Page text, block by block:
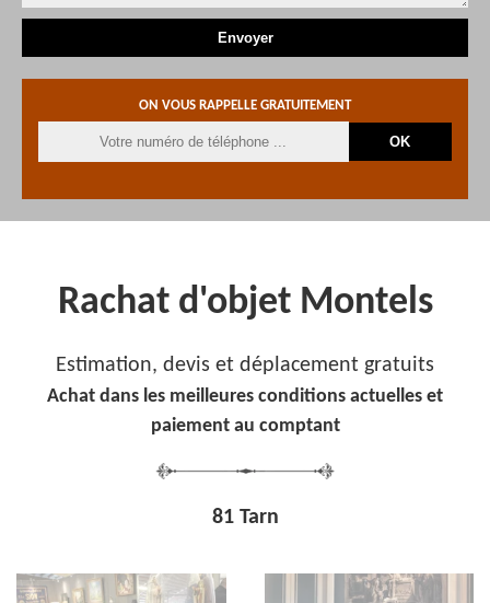
ON VOUS RAPPELLE GRATUITEMENT
Rachat d'objet Montels
Estimation, devis et déplacement gratuits
Achat dans les meilleures conditions actuelles et
paiement au comptant
81 Tarn